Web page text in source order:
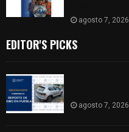
agosto 7, 2026
EDITOR'S PICKS
agosto 7, 2026